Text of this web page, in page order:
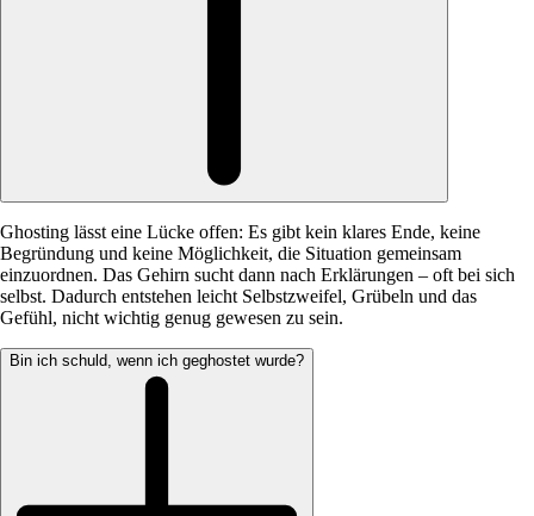
Ghosting lässt eine Lücke offen: Es gibt kein klares Ende, keine
Begründung und keine Möglichkeit, die Situation gemeinsam
einzuordnen. Das Gehirn sucht dann nach Erklärungen – oft bei sich
selbst. Dadurch entstehen leicht Selbstzweifel, Grübeln und das
Gefühl, nicht wichtig genug gewesen zu sein.
Bin ich schuld, wenn ich geghostet wurde?